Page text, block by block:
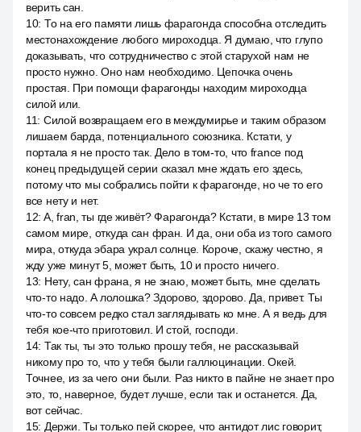
верить сан.
10: То на его памяти лишь фарагонда способна отследить
местонахождение любого мироходца. Я думаю, что глупо
доказывать, что сотрудничество с этой старухой нам не
просто нужно. Оно нам необходимо. Цепочка очень
простая. При помощи фарагонды находим мироходца
силой или.
11: Силой возвращаем его в междумирье и таким образом
лишаем барда, потенциального союзника. Кстати, у
портала я не просто так. Дело в том-то, что france под
конец предыдущей серии сказал мне ждать его здесь,
потому что мы собрались пойти к фарагонде, но че то его
все нету и нет.
12: A, fran, ты где живёт? Фарагонда? Кстати, в мире 13 том
самом мире, откуда сан фран. И да, они оба из того самого
мира, откуда эбара украл солнце. Короче, скажу честно, я
жду уже минут 5, может быть, 10 и просто ничего.
13: Нету, сан франа, я не знаю, может быть, мне сделать
что-то надо. A лолошка? Здорово, здорово. Да, привет. Ты
что-то совсем редко стал заглядывать ко мне. А я ведь для
тебя кое-что приготовил. И стой, господи.
14: Так ты, ты это только прошу тебя, не рассказывай
никому про то, что у тебя были галлюцинации. Окей.
Точнее, из за чего они были. Раз никто в пайне не знает про
это, то, наверное, будет лучше, если так и останется. Да,
вот сейчас.
15: Держи. Ты только пей скорее, что антидот лис говорит,